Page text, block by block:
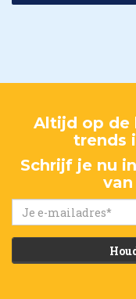
Altijd op de
trends
Schrijf je nu